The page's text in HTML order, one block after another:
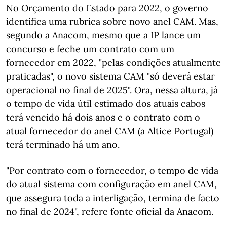
No Orçamento do Estado para 2022, o governo
identifica uma rubrica sobre novo anel CAM. Mas,
segundo a Anacom, mesmo que a IP lance um
concurso e feche um contrato com um
fornecedor em 2022, "pelas condições atualmente
praticadas", o novo sistema CAM "só deverá estar
operacional no final de 2025". Ora, nessa altura, já
o tempo de vida útil estimado dos atuais cabos
terá vencido há dois anos e o contrato com o
atual fornecedor do anel CAM (a Altice Portugal)
terá terminado há um ano.
"Por contrato com o fornecedor, o tempo de vida
do atual sistema com configuração em anel CAM,
que assegura toda a interligação, termina de facto
no final de 2024", refere fonte oficial da Anacom.